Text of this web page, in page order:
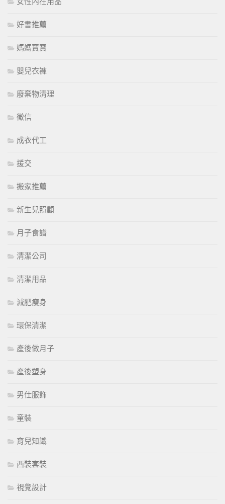
好書推薦
媽媽寶寶
嬰兒衣褲
廢棄物清理
徵信
成衣代工
援交
搬家推薦
新生兒照顧
月子食譜
清潔公司
清潔用品
減肥瘦身
環保清潔
產後做月子
產後塑身
男仕服飾
童裝
育兒知識
西裝套裝
視覺設計